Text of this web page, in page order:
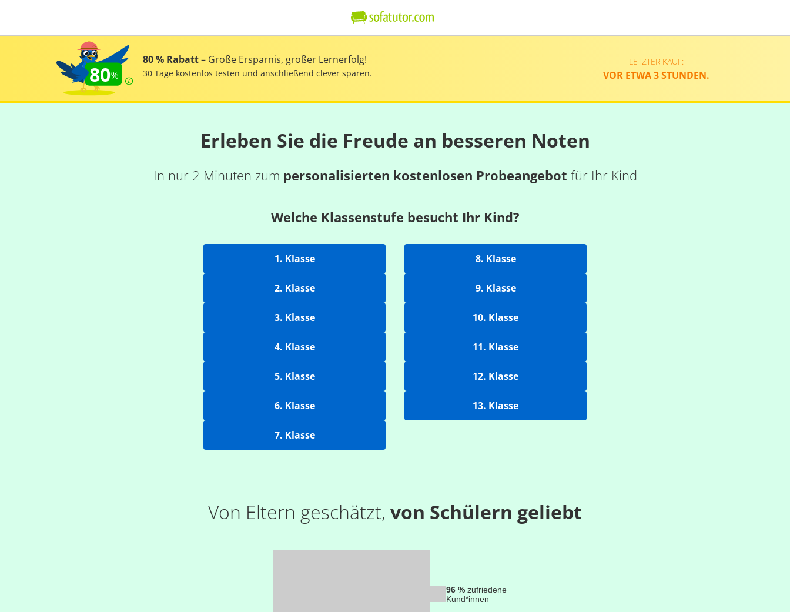
80
80 % Rabatt– Große Ersparnis, großer Lernerfolg!
30 Tage kostenlos testen und anschließend clever sparen.
LETZTER KAUF:
VOR ETWA 3 STUNDEN.
Erleben Sie die Freude an besseren Noten
In nur 2 Minuten zum personalisierten kostenlosen Probeangebot für Ihr Kind
Welche Klassenstufe besucht Ihr Kind?
1. Klasse
2. Klasse
3. Klasse
4. Klasse
5. Klasse
6. Klasse
7. Klasse
8. Klasse
9. Klasse
10. Klasse
11. Klasse
12. Klasse
13. Klasse
Von Eltern geschätzt, von Schülern geliebt
96 %zufriedene
Kund*innen